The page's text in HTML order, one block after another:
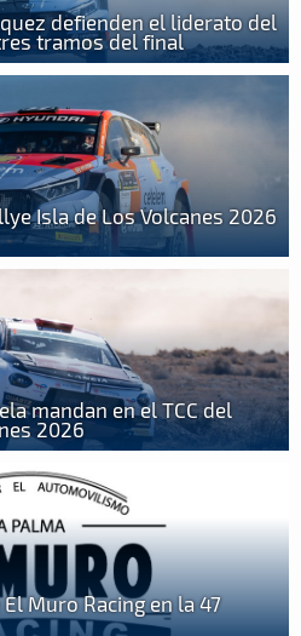
defienden el liderato del
tramos del final
Isla de Los Volcanes 2026
mandan en el TCC del
2026
Muro Racing en la 47